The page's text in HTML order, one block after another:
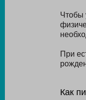
Чтобы
При
Как